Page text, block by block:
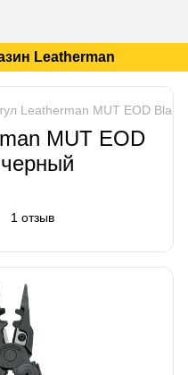
Leatherman
Leatherman MUT EOD
MUT EOD
1 отзыв